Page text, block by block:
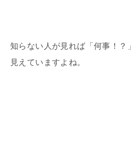
知らない人が見れば「何事！？
見えていますよね。